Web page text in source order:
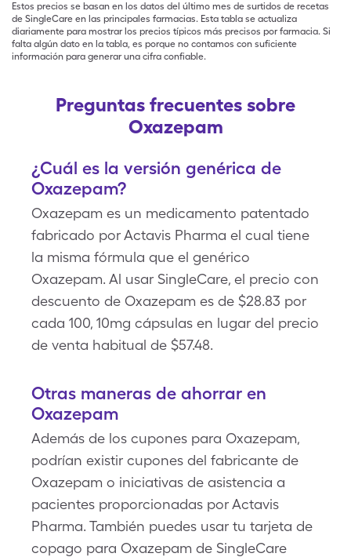
Estos precios se basan en los datos del último mes de surtidos de recetas
de SingleCare en las principales farmacias. Esta tabla se actualiza
diariamente para mostrar los precios típicos más precisos por farmacia. Si
falta algún dato en la tabla, es porque no contamos con suficiente
información para generar una cifra confiable.
Preguntas frecuentes sobre
Oxazepam
¿Cuál es la versión genérica de
Oxazepam?
Oxazepam es un medicamento patentado
fabricado por Actavis Pharma el cual tiene
la misma fórmula que el genérico
Oxazepam. Al usar SingleCare, el precio con
descuento de Oxazepam es de $28.83 por
cada 100, 10mg cápsulas en lugar del precio
de venta habitual de $57.48.
Otras maneras de ahorrar en
Oxazepam
Además de los cupones para Oxazepam,
podrían existir cupones del fabricante de
Oxazepam o iniciativas de asistencia a
pacientes proporcionadas por Actavis
Pharma. También puedes usar tu tarjeta de
copago para Oxazepam de SingleCare